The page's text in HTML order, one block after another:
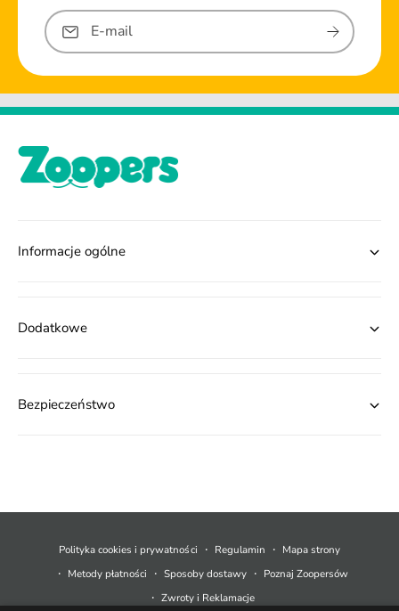
E-mail
Informacje ogólne
Dodatkowe
Bezpieczeństwo
e
Polityka cookies i prywatności Regulamin
Mapa strony
Metody płatności
Sposoby dostawy
Poznaj Zoopersów
Zwroty i Reklamacje